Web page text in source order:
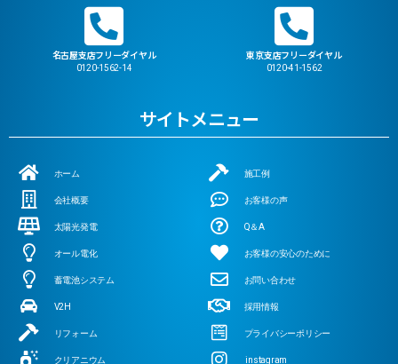
名古屋支店フリーダイヤル
0120-1562-14
東京支店フリーダイヤル
0120-41-1562
サイトメニュー
ホーム
会社概要
太陽光発電
オール電化
蓄電池システム
V2H
リフォーム
クリアニウム
施工例
お客様の声
Q＆A
お客様の安心のために
お問い合わせ
採用情報
プライバシーポリシー
instagram